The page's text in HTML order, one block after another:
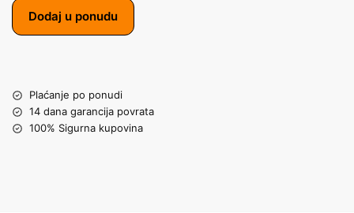
Dodaj u ponudu
Plaćanje po ponudi
14 dana garancija povrata
100% Sigurna kupovina